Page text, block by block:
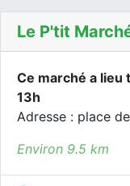
Le P'tit
Ce marché a lieu
13h
Adresse : place
Environ 9.5 km